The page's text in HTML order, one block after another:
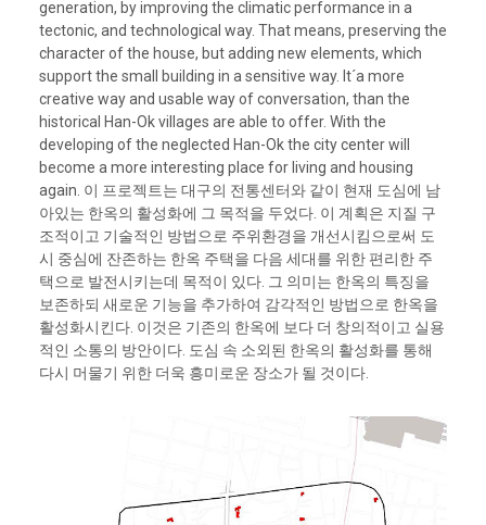
generation, by improving the climatic performance in a
tectonic, and technological way. That means, preserving the
character of the house, but adding new elements, which
support the small building in a sensitive way. It´a more
creative way and usable way of conversation, than the
historical Han-Ok villages are able to offer. With the
developing of the neglected Han-Ok the city center will
become a more interesting place for living and housing
again. 이 프로젝트는 대구의 전통센터와 같이 현재 도심에 남
아있는 한옥의 활성화에 그 목적을 두었다. 이 계획은 지질 구
조적이고 기술적인 방법으로 주위환경을 개선시킴으로써 도
시 중심에 잔존하는 한옥 주택을 다음 세대를 위한 편리한 주
택으로 발전시키는데 목적이 있다. 그 의미는 한옥의 특징을
보존하되 새로운 기능을 추가하여 감각적인 방법으로 한옥을
활성화시킨다. 이것은 기존의 한옥에 보다 더 창의적이고 실용
적인 소통의 방안이다. 도심 속 소외된 한옥의 활성화를 통해
다시 머물기 위한 더욱 흥미로운 장소가 될 것이다.